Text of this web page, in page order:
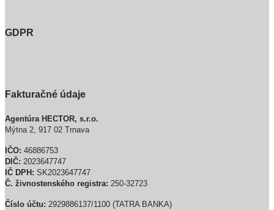
GDPR
Fakturačné údaje
Agentúra HECTOR, s.r.o.
Mýtna 2, 917 02 Trnava
IČO: 46886753
DIČ: 2023647747
IČ DPH: SK2023647747
Č. živnostenského registra: 250-32723
Číslo účtu: 2929886137/1100 (TATRA BANKA)